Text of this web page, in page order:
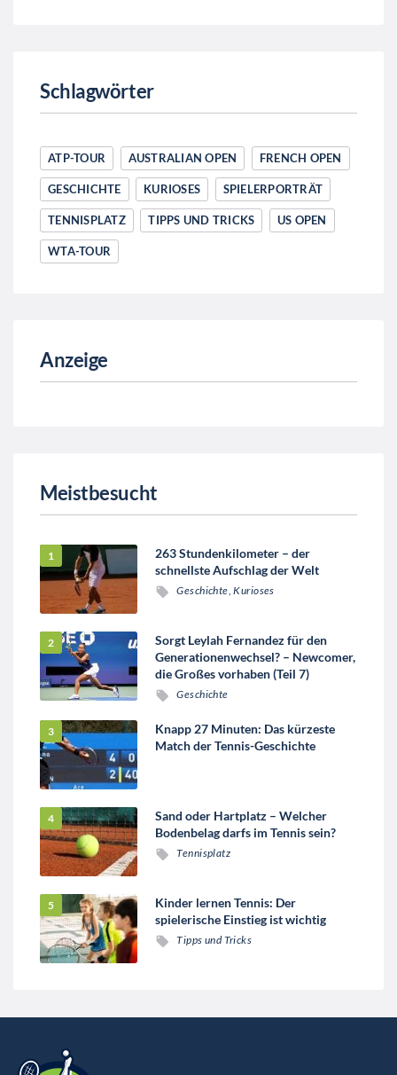
Schlagwörter
ATP-TOUR AUSTRALIAN OPEN FRENCH OPEN
GESCHICHTE KURIOSES SPIELERPORTRÄT
TENNISPLATZ TIPPS UND TRICKS US OPEN
WTA-TOUR
Anzeige
Meistbesucht
263 Stundenkilometer – der
schnellste Aufschlag der Welt
Geschichte ,Kurioses
Sorgt Leylah Fernandez für den
Generationenwechsel? – Newcomer,
die Großes vorhaben (Teil 7)
Geschichte
Knapp 27 Minuten: Das kürzeste
Match der Tennis-Geschichte
Sand oder Hartplatz – Welcher
Bodenbelag darfs im Tennis sein?
Tennisplatz
Kinder lernen Tennis: Der
spielerische Einstieg ist wichtig
Tipps und Tricks